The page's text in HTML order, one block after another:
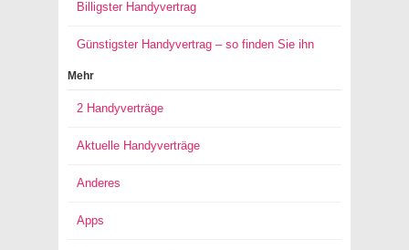
Billigster Handyvertrag
Günstigster Handyvertrag – so finden Sie ihn
Mehr
2 Handyverträge
Aktuelle Handyverträge
Anderes
Apps